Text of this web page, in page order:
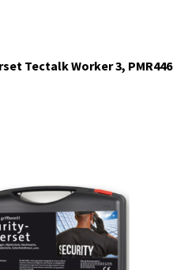
Tectalk Worker 3, PMR446